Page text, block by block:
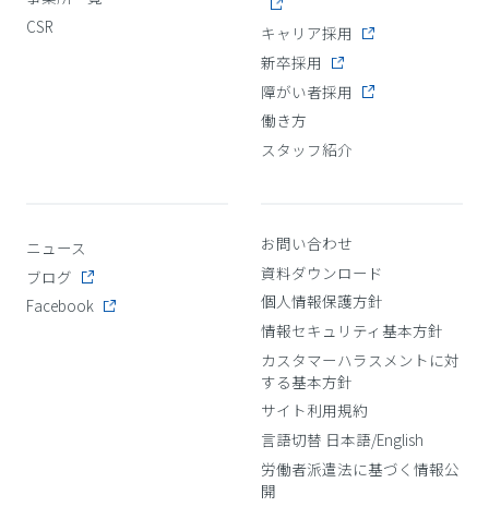
CSR
キャリア採用
新卒採用
障がい者採用
働き方
スタッフ紹介
ニュース
ブログ
Facebook
お問い合わせ
資料ダウンロード
個人情報保護方針
情報セキュリティ基本方針
カスタマーハラスメントに対
する基本方針
サイト利用規約
言語切替 日本語/English
労働者派遣法に基づく情報公
開